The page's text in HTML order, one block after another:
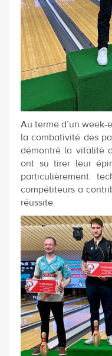
Au terme d’un
la combativité des
démontré la vitalité
ont su tirer leur
particulièrement
compétiteurs a
réussite.